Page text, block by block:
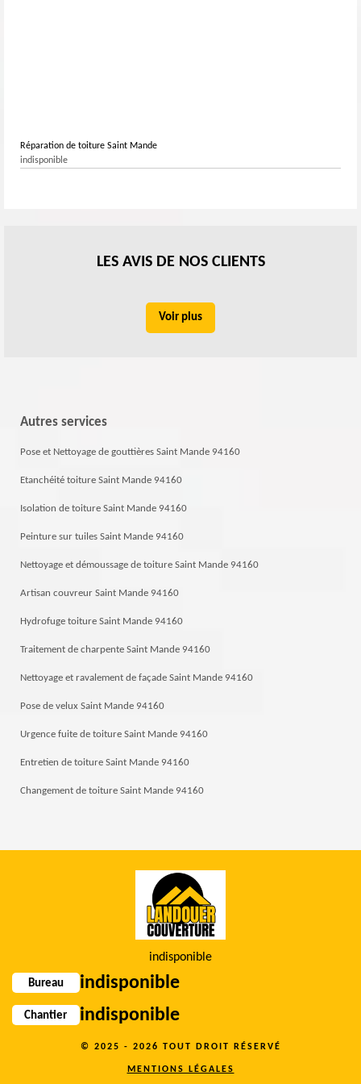
Réparation de toiture Saint Mande
indisponible
LES AVIS DE NOS CLIENTS
Voir plus
Autres services
Pose et Nettoyage de gouttières Saint Mande 94160
Etanchéité toiture Saint Mande 94160
Isolation de toiture Saint Mande 94160
Peinture sur tuiles Saint Mande 94160
Nettoyage et démoussage de toiture Saint Mande 94160
Artisan couvreur Saint Mande 94160
Hydrofuge toiture Saint Mande 94160
Traitement de charpente Saint Mande 94160
Nettoyage et ravalement de façade Saint Mande 94160
Pose de velux Saint Mande 94160
Urgence fuite de toiture Saint Mande 94160
Entretien de toiture Saint Mande 94160
Changement de toiture Saint Mande 94160
indisponible
Bureau indisponible
Chantier indisponible
© 2025 - 2026 TOUT DROIT RÉSERVÉ
MENTIONS LÉGALES